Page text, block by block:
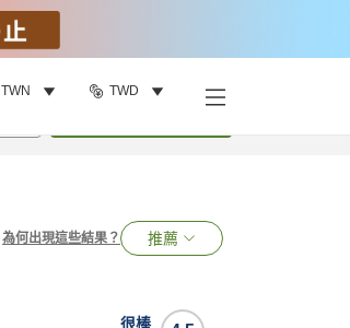
TWN TWD
為何出現這些結果？ 推薦
很棒